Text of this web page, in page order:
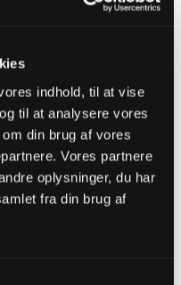
indhold, til at vise
til at analysere vores
din brug af vores
Vores partnere
oplysninger, du har
fra din brug af
så ser hvor Robert Skov
skal til OB.
han forlanger. Der skal
Østerbro for ham.
.